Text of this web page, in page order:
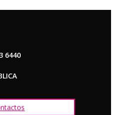
6440